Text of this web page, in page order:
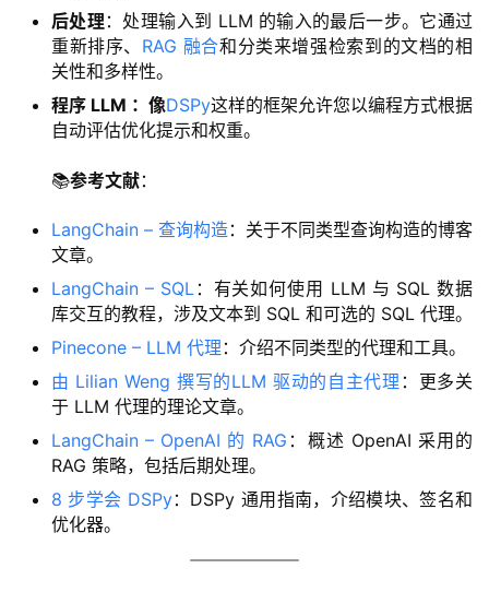
后处理 ：处理输入到 LLM 的输入的最后一步。它通过
重新排序、 RAG 融合和分类来增强检索到的文档的相
关性和多样性。
程序 LLM ：像DSPy这样的框架允许您以编程方式根据
自动评估优化提示和权重。
📚参考文献：
LangChain – 查询构造：关于不同类型查询构造的博客
文章。
LangChain – SQL：有关如何使用 LLM 与 SQL 数据
库交互的教程，涉及文本到 SQL 和可选的 SQL 代理。
Pinecone – LLM 代理 ：介绍不同类型的代理和工具。
由 Lilian Weng 撰写的LLM 驱动的自主代理 ：更多关
于 LLM 代理的理论文章。
LangChain – OpenAI 的 RAG ：概述 OpenAI 采用的
RAG 策略，包括后期处理。
8 步学会 DSPy：DSPy 通用指南，介绍模块、签名和
优化器。